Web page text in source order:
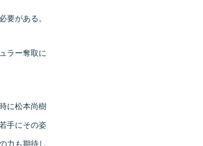
要がある。
ラー奪取に
に松本尚樹
手にその姿
力も期待し